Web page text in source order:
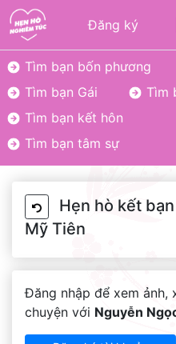
Đăng ký
Tìm bạn bốn phương
Tìm bạn Gái
Tìm
Tìm bạn kết hôn
Tìm bạn tâm sự
Hẹn hò kết
Mỹ Tiên
Đăng nhập để xem ảnh,
chuyện với Nguyễn